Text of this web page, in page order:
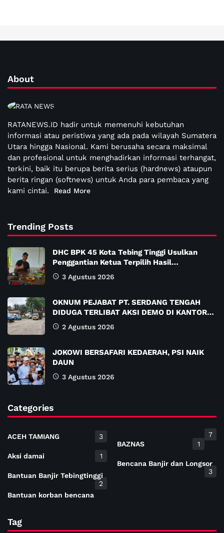
About
RATANEWS.ID hadir untuk memenuhi kebutuhan
informasi atau peristiwa yang ada pada wilayah Sumatera
Utara hingga Nasional. Kami berusaha secara maksimal
dan profesional untuk menghadirkan informasi terhangat,
terkini, baik itu berupa berita serius (hardnews) ataupun
berita ringan (softnews) untuk Anda para pembaca yang
kami cintai.
Read More
Trending Posts
DHC BPK 45 Kota Tebing Tinggi Usulkan
Penggantian Ketua Terpilih Hasil…
3 Agustus 2026
OKNUM PEJABAT PT. SERDANG TENGAH
DIDUGA TERLIBAT AKSI DEMO DI KANTOR…
2 Agustus 2026
JOKOWI BERSAFARI KEDAERAH, PSI NAIK
DAUN
3 Agustus 2026
Categories
ACEH TAMIANG 3
Aksi damai 1
Bantuan Banjir Tebingtinggi
2
Bantuan korban bencana
7
BAZNAS
1
Bencana Banjir dan Longsor
3
Tag